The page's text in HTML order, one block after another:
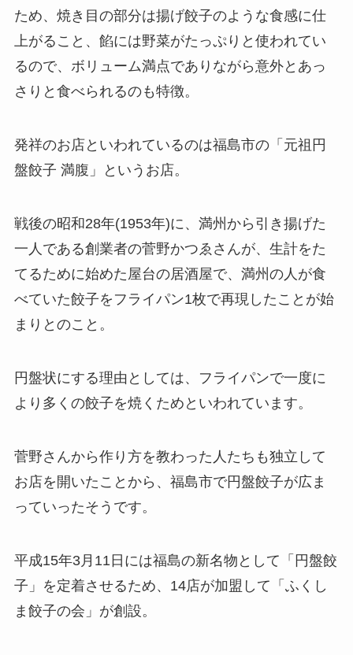
ため、焼き目の部分は揚げ餃子のような食感に仕
上がること、餡には野菜がたっぷりと使われてい
るので、ボリューム満点でありながら意外とあっ
さりと食べられるのも特徴。
発祥のお店といわれているのは福島市の「元祖円
盤餃子 満腹」というお店。
戦後の昭和28年(1953年)に、満州から引き揚げた
一人である創業者の菅野かつゑさんが、生計をた
てるために始めた屋台の居酒屋で、満州の人が食
べていた餃子をフライパン1枚で再現したことが始
まりとのこと。
円盤状にする理由としては、フライパンで一度に
より多くの餃子を焼くためといわれています。
菅野さんから作り方を教わった人たちも独立して
お店を開いたことから、福島市で円盤餃子が広ま
っていったそうです。
平成15年3月11日には福島の新名物として「円盤餃
子」を定着させるため、14店が加盟して「ふくし
ま餃子の会」が創設。